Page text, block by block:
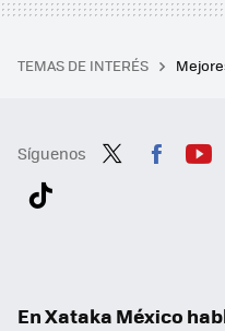
TEMAS DE INTERÉS
Síguenos
En Xataka México